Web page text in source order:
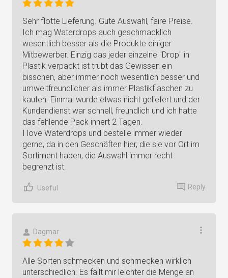
Sehr flotte Lieferung. Gute Auswahl, faire Preise.
Ich mag Waterdrops auch geschmacklich
wesentlich besser als die Produkte einiger
Mitbewerber. Einzig das jeder einzelne "Drop" in
Plastik verpackt ist trübt das Gewissen ein
bisschen, aber immer noch wesentlich besser und
umweltfreundlicher als immer Plastikflaschen zu
kaufen. Einmal wurde etwas nicht geliefert und der
Kundendienst war schnell, freundlich und ich hatte
das fehlende Pack innert 2 Tagen.
I love Waterdrops und bestelle immer wieder
gerne, da in den Geschäften hier, die sie vor Ort im
Sortiment haben, die Auswahl immer recht
begrenzt ist.
Useful Reply
Dagmar
Alle Sorten schmecken und schmecken wirklich
unterschiedlich. Es fällt mir leichter die Menge an